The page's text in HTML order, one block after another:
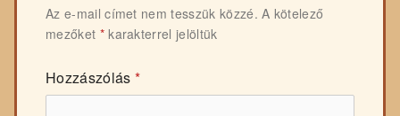
Az e-mail címet nem tesszük közzé. A kötelező
mezőket *karakterrel jelöltük
Hozzászólás *